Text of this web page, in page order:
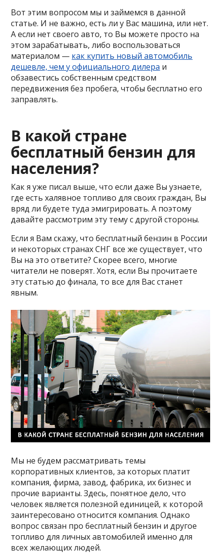
Вот этим вопросом мы и займемся в данной
статье. И не важно, есть ли у Вас машина, или нет.
А если нет своего авто, то Вы можете просто на
этом зарабатывать, либо воспользоваться
материалом — как купить новый автомобиль
дешевле, чем у официального дилера и
обзавестись собственным средством
передвижения без пробега, чтобы бесплатно его
заправлять.
В какой стране
бесплатный бензин для
населения?
Как я уже писал выше, что если даже Вы узнаете,
где есть халявное топливо для своих граждан, Вы
вряд ли будете туда эмигрировать. А поэтому
давайте рассмотрим эту тему с другой стороны.
Если я Вам скажу, что бесплатный бензин в России
и некоторых странах СНГ все же существует, что
Вы на это ответите? Скорее всего, многие
читатели не поверят. Хотя, если Вы прочитаете
эту статью до финала, то все для Вас станет
явным.
Мы не будем рассматривать темы
корпоративных клиентов, за которых платит
компания, фирма, завод, фабрика, их бизнес и
прочие варианты. Здесь, понятное дело, что
человек является полезной единицей, к которой
заинтересовано относится компания. Однако
вопрос связан про бесплатный бензин и другое
топливо для личных автомобилей именно для
всех желающих людей.